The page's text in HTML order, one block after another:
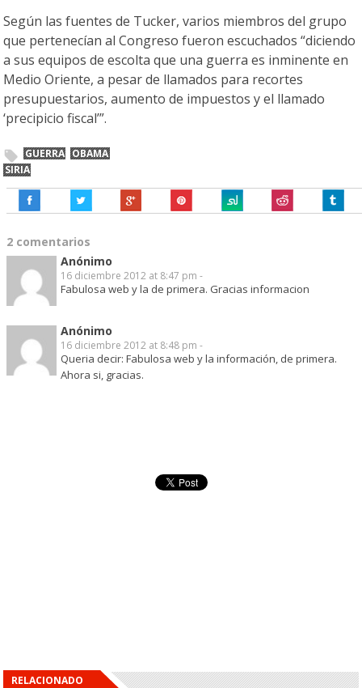
Según las fuentes de Tucker, varios miembros del grupo
que pertenecían al Congreso fueron escuchados “diciendo
a sus equipos de escolta que una guerra es inminente en
Medio Oriente, a pesar de llamados para recortes
presupuestarios, aumento de impuestos y el llamado
‘precipicio fiscal’”.
GUERRA OBAMA
SIRIA
2 comentarios
Anónimo
16 diciembre 2012 at 8:47 pm -
Fabulosa web y la de primera. Gracias informacion
Anónimo
16 diciembre 2012 at 8:48 pm -
Queria decir: Fabulosa web y la información, de primera.
Ahora si, gracias.
RELACIONADO